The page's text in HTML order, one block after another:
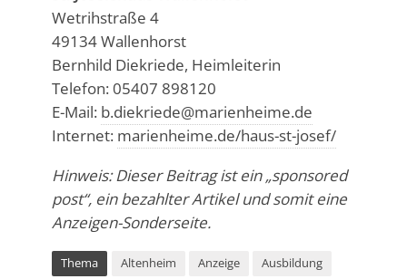
Wetrihstraße 4
49134 Wallenhorst
Bernhild Diekriede, Heimleiterin
Telefon: 05407 898120
E-Mail: b.diekriede@marienheime.de
Internet: marienheime.de/haus-st-josef/
Hinweis: Dieser Beitrag ist ein „sponsored
post“, ein bezahlter Artikel und somit eine
Anzeigen-Sonderseite.
Thema Altenheim Anzeige Ausbildung